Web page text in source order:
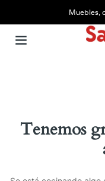
Muebles,
Tenemos